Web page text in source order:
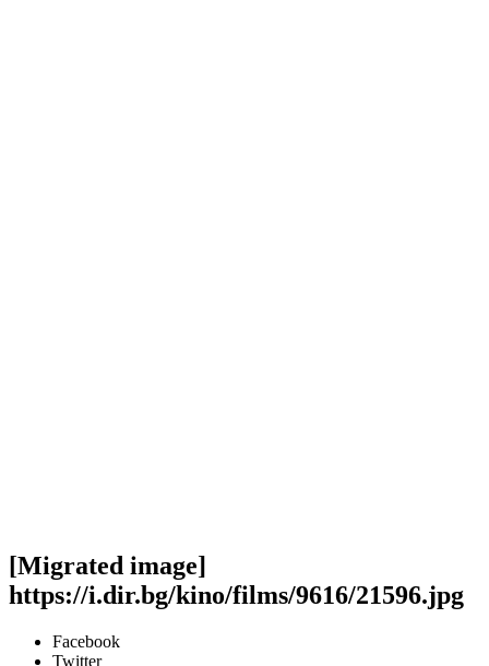
[Migrated image]
https://i.dir.bg/kino/films/9616/21596.jpg
Facebook
Twitter